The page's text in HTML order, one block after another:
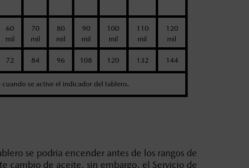
60
mil
70
mil
80
mil
90
mil
100
mil
110
mil
120
mil
72 84 96 108 120 132 144
se active el indicador del tablero.
se podría encender antes de los rangos de
cambio de aceite, sin embargo, el Servicio de